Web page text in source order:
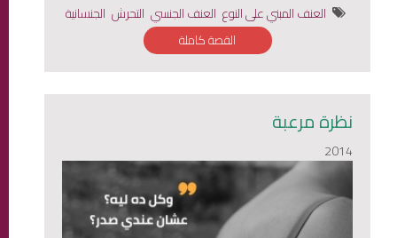
العنف المبني على النوع العنف الجنسي التحرش الجنسانية
القصة كاملة
نظرة مرعبة
2014